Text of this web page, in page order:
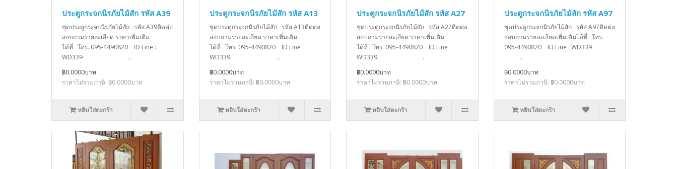
ประตูกระจกนิรภัยไม้สัก รหัส A39
ชุดประตูกระจกนิรภัยไม้สัก รหัส A39ติดต่อ
สอบถามรายละเอียด ราคาเพิ่มเติม
ได้ที่ โทร. 095-4490820 ID Line :
WD339 ..
฿0.0000บาท
ราคาไม่รวมภาษี: ฿0.0000บาท
หยิบใส่ตะกร้า
ประตูกระจกนิรภัยไม้สัก รหัส A13
ชุดประตูกระจกนิรภัยไม้สัก รหัส A13ติดต่อ
สอบถามรายละเอียด ราคาเพิ่มเติม
ได้ที่ โทร. 095-4490820 ID Line :
WD339 ..
฿0.0000บาท
ราคาไม่รวมภาษี: ฿0.0000บาท
หยิบใส่ตะกร้า
ประตูกระจกนิรภัยไม้สัก รหัส A27
ชุดประตูกระจกนิรภัยไม้สัก รหัส A27ติดต่อ
สอบถามรายละเอียด ราคาเพิ่มเติม
ได้ที่ โทร. 095-4490820 ID Line :
WD339 ..
฿0.0000บาท
ราคาไม่รวมภาษี: ฿0.0000บาท
หยิบใส่ตะกร้า
ประตูกระจกนิรภัยไม้สัก รหัส A97
ชุดประตูกระจกนิรภัยไม้สัก รหัส A97ติดต่อ
สอบถามรายละเอียดเพิ่มเติมได้ที่ โทร.
095-4490820 ID Line : WD339
..
฿0.0000บาท
ราคาไม่รวมภาษี: ฿0.0000บาท
หยิบใส่ตะกร้า